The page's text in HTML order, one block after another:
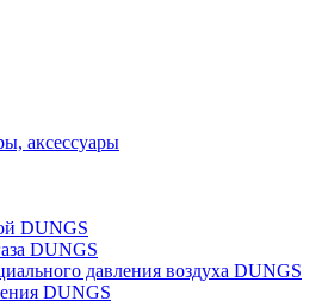
аксессуары
DUNGS
DUNGS
давления воздуха DUNGS
DUNGS